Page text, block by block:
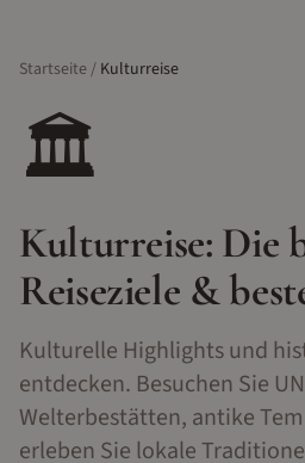
Startseite/ Kulturreise
🏛️
Kulturreise: Die
Reiseziele &
Kulturelle Highlights und
entdecken. Besuchen Sie
Welterbestätten, antike
erleben Sie lokale